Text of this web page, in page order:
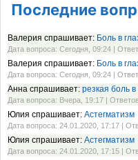
Последние
Валерия спрашивает: Боль в
Дата вопроса: Сегодня, 09:24 |
Валерия спрашивает: Боль в
Дата вопроса: Сегодня, 09:24 |
Анна спрашивает: резкая боль
Дата вопроса: Вчера, 19:17 |
Юлия спрашивает: Астегматизм
Дата вопроса: 24.01.2020, 17:17 |
Юлия спрашивает: Астегматизм
Дата вопроса: 24.01.2020, 17:15 |